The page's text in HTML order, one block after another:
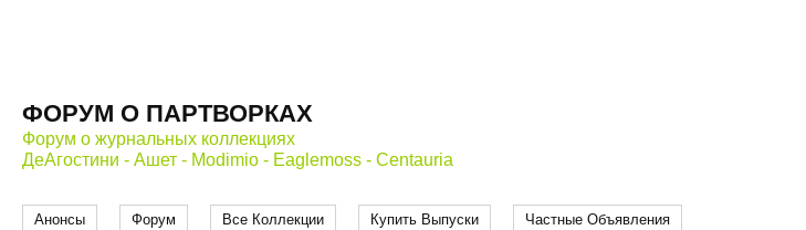
ФОРУМ О ПАРТВОРКАХ
Форум о журнальных коллекциях
ДеАгостини - Ашет - Modimio - Eaglemoss - Centauria
Анонсы Форум Все Коллекции Купить Выпуски Частные Объявления